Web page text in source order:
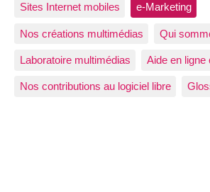
Sites Internet mobiles e-Marketing
Nos créations multimédias Qui
Laboratoire multimédias Aide en ligne
Nos contributions au logiciel libre